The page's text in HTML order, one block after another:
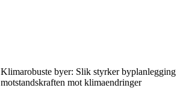
Klimarobuste byer: Slik styrker byplanlegging
motstandskraften mot klimaendringer